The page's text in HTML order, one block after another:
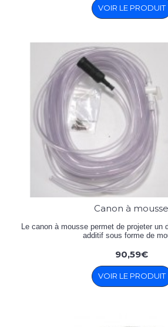
VOIR LE PRODUIT
Canon à mousse
Le canon à mousse permet de projeter un
additif sous forme de
90,59€
VOIR LE PRODUIT